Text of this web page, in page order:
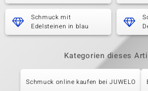
Schmuck mit
Edelsteinen in blau
Kategorien dieses
Schmuck online kaufen bei JUWELO